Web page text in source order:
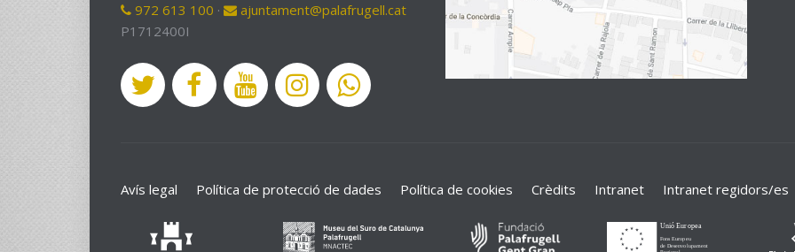
972 613 100 ·
ajuntament@palafrugell.cat
P1712400I
Avís legal Política de protecció de dades Política de cookies Crèdits Intranet Intranet regidors/es